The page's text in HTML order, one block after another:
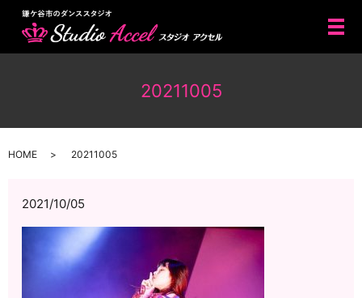
メ
20211005
HOME 20211005
2021/10/05